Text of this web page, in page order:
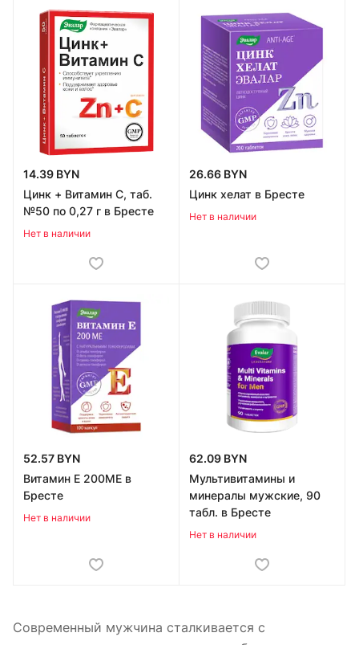
14.39 BYN
Цинк + Витамин C, таб.
№50 по 0,27 г в Бресте
Нет в наличии
26.66 BYN
Цинк хелат в Бресте
Нет в наличии
52.57 BYN
Витамин Е 200МЕ в
Бресте
Нет в наличии
62.09 BYN
Мультивитамины и
минералы мужские, 90
табл. в Бресте
Нет в наличии
Современный мужчина сталкивается с